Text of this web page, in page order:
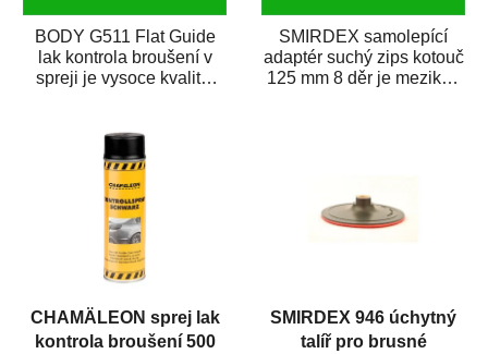
BODY G511 Flat Guide
lak kontrola broušení v
spreji je vysoce kvalitní
SMIRDEX samolepící
adaptér suchý zips kotouč
125 mm 8 děr je mezikus
CHAMÄLEON sprej lak
kontrola broušení 500
SMIRDEX 946 úchytný
talíř pro brusné